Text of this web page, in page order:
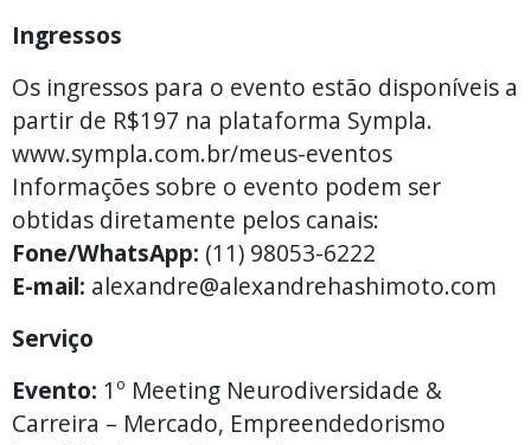
Ingressos
Os ingressos para o evento estão disponíveis a
partir de R$197 na plataforma Sympla.
www.sympla.com.br/meus-eventos
Informações sobre o evento podem ser
obtidas diretamente pelos canais:
Fone/WhatsApp: (11) 98053-6222
E-mail: alexandre@alexandrehashimoto.com
Serviço
Evento: 1º Meeting Neurodiversidade &
Carreira – Mercado, Empreendedorismo